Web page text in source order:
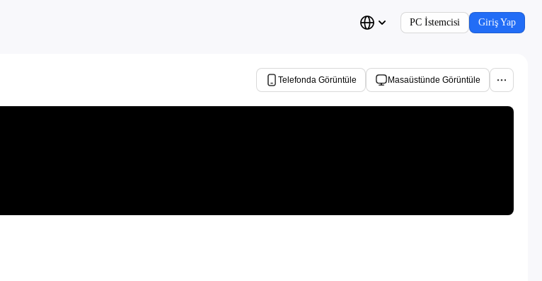
PC İstemcisi Giriş Yap
Telefonda Görüntüle Masaüstünde Görüntüle